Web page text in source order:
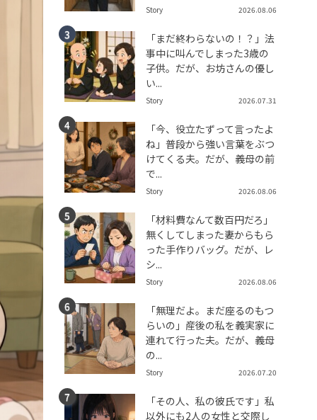
Story 2026.08.06
「まだ終わらないの！？」法
事中に叫んでしまった3歳の
子供。だが、お坊さんの優し
い...
Story 2026.07.31
「今、役立たずって言ったよ
ね」普段から強い言葉をぶつ
けてくる夫。だが、義母の前
で...
Story 2026.08.06
「材料費なんて数百円だろ」
無くしてしまった妻からもら
った手作りバッグ。だが、レ
シ...
Story 2026.08.06
「無理だよ。まだ座るのもつ
らいの」産後の私を義実家に
連れて行った夫。だが、義母
の...
Story 2026.07.20
「その人、私の彼氏です」私
以外にも2人の女性と交際し